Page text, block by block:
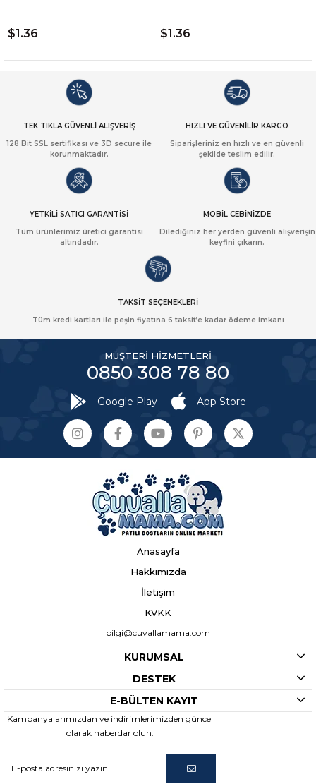
TEK TIKLA GÜVENLİ ALIŞVERİŞ
128 Bit SSL sertifikası ve 3D secure ile
korunmaktadır.
HIZLI VE GÜVENİLİR KARGO
Siparişleriniz en hızlı ve en güvenli
şekilde teslim edilir.
YETKİLİ SATICI GARANTİSİ
Tüm ürünlerimiz üretici garantisi
altındadır.
MOBİL CEBİNİZDE
Dilediğiniz her yerden güvenli alışverişin
keyfini çıkarın.
TAKSİT SEÇENEKLERİ
Tüm kredi kartları ile peşin fiyatına 6 taksit’e kadar ödeme imkanı
MÜŞTERİ HİZMETLERİ
0850 308 78 80
Google Play App Store
Anasayfa
Hakkımızda
İletişim
KVKK
bilgi@cuvallamama.com
KURUMSAL
DESTEK
E-BÜLTEN KAYIT
Kampanyalarımızdan ve indirimlerimizden güncel
olarak haberdar olun.